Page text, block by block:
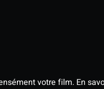
votre film. En